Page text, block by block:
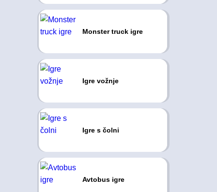
Monster truck igre
Igre vožnje
Igre s čolni
Avtobus igre